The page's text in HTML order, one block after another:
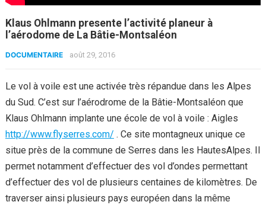
Klaus Ohlmann presente l’activité planeur à
l’aérodome de La Bâtie-Montsaléon
DOCUMENTAIRE août 29, 2016
Le vol à voile est une activée très répandue dans les Alpes
du Sud. C’est sur l’aérodrome de la Bâtie-Montsaléon que
Klaus Ohlmann implante une école de vol à voile : Aigles
http://www.flyserres.com/ . Ce site montagneux unique ce
situe près de la commune de Serres dans les HautesAlpes. Il
permet notamment d’effectuer des vol d’ondes permettant
d’effectuer des vol de plusieurs centaines de kilomètres. De
traverser ainsi plusieurs pays européen dans la même